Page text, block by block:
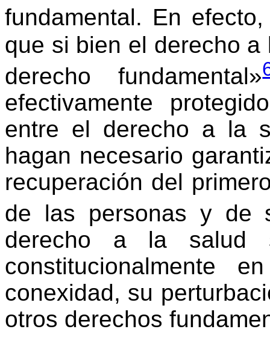
fundamental. En
que si bien el derecho
derecho fundamental»
efectivamente
entre el derecho a la
hagan necesario
recuperación del
de las personas y de
derecho a la salud
constitucionalmente
conexidad, su
otros derechos